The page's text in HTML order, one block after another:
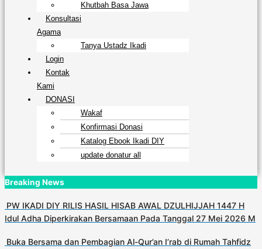
Khutbah Basa Jawa
Konsultasi
Agama
Tanya Ustadz Ikadi
Login
Kontak
Kami
DONASI
Wakaf
Konfirmasi Donasi
Katalog Ebook Ikadi DIY
update donatur all
Breaking News
PW IKADI DIY RILIS HASIL HISAB AWAL DZULHIJJAH 1447 H
Idul Adha Diperkirakan Bersamaan Pada Tanggal 27 Mei 2026 M
Buka Bersama dan Pembagian Al-Qur’an I’rab di Rumah Tahfidz